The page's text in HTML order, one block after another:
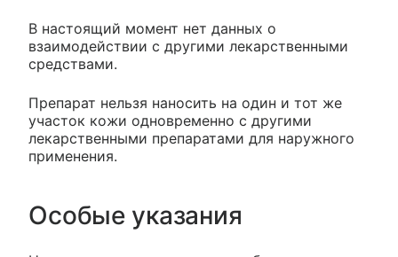
В настоящий момент нет данных о
взаимодействии с другими лекарственными
средствами.
Препарат нельзя наносить на один и тот же
участок кожи одновременно с другими
лекарственными препаратами для наружного
применения.
Особые указания